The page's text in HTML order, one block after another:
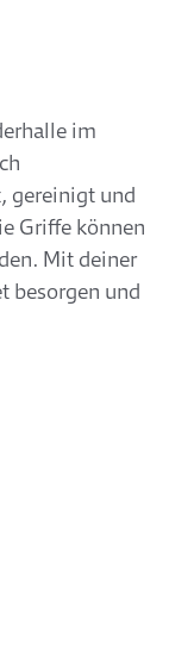
im
gereinigt und
Griffe können
Mit deiner
besorgen und